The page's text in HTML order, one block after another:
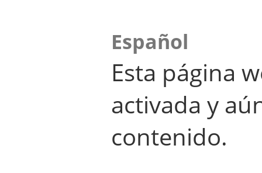
Español
Esta página
activada y
contenido.